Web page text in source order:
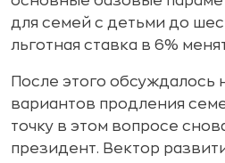
для семей с детьми до
льготная ставка в 6%
После этого обсуждалось
вариантов продления
точку в этом вопросе
президент. Вектор